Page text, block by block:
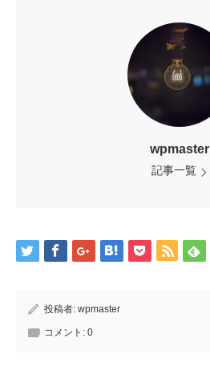
wpmaster
記事一覧
投稿者: wpmaster
コメント: 0